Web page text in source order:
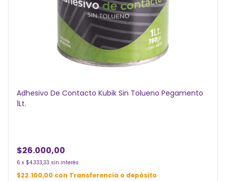
Adhesivo De Contacto Kubik Sin Tolueno Pegamento
1Lt.
$26.000,00
6 x $4.333,33 sin interés
$22.100,00 con Transferencia o depósito